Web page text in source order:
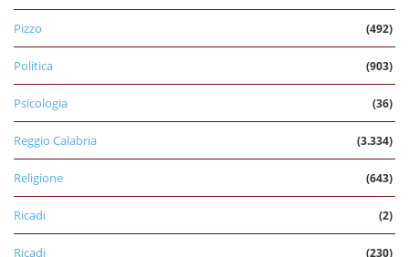
Pizzo (492)
Politica (903)
Psicologia (36)
Reggio Calabria (3.334)
Religione (643)
Ricadi (2)
Ricadi (230)